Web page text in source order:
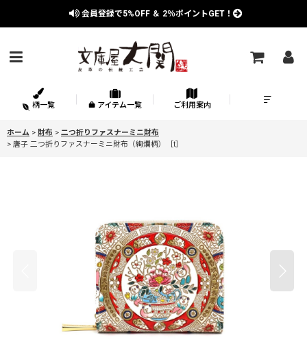
会員登録で5%OFF ＆ 2％ポイントGET！
柄一覧 アイテム一覧 ご利用案内
ホーム > 財布 > 二つ折りファスナーミニ財布
> 唐子 二つ折りファスナーミニ財布（絢爛柄）［t］